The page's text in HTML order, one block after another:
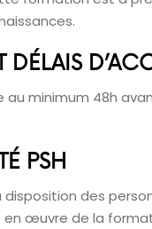
DÉLAIS
au minimum 48h
PSH
disposition des
en œuvre de la